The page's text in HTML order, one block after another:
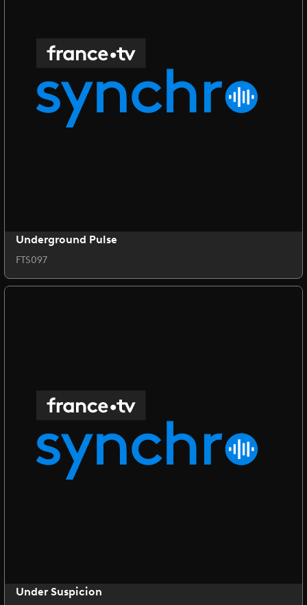
Underground Pulse
FTS097
Under Suspicion